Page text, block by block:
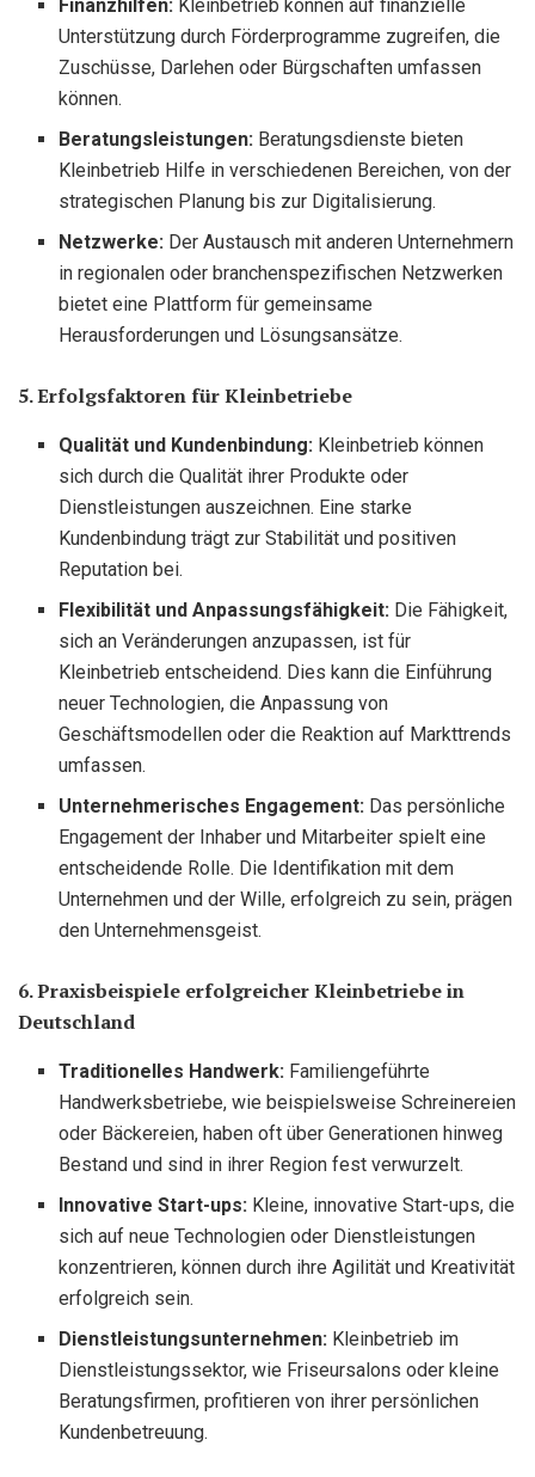
Finanzhilfen: Kleinbetrieb können auf finanzielle
Unterstützung durch Förderprogramme zugreifen, die
Zuschüsse, Darlehen oder Bürgschaften umfassen
können.
Beratungsleistungen: Beratungsdienste bieten
Kleinbetrieb Hilfe in verschiedenen Bereichen, von der
strategischen Planung bis zur Digitalisierung.
Netzwerke: Der Austausch mit anderen Unternehmern
in regionalen oder branchenspezifischen Netzwerken
bietet eine Plattform für gemeinsame
Herausforderungen und Lösungsansätze.
5. Erfolgsfaktoren für Kleinbetriebe
Qualität und Kundenbindung: Kleinbetrieb können
sich durch die Qualität ihrer Produkte oder
Dienstleistungen auszeichnen. Eine starke
Kundenbindung trägt zur Stabilität und positiven
Reputation bei.
Flexibilität und Anpassungsfähigkeit: Die Fähigkeit,
sich an Veränderungen anzupassen, ist für
Kleinbetrieb entscheidend. Dies kann die Einführung
neuer Technologien, die Anpassung von
Geschäftsmodellen oder die Reaktion auf Markttrends
umfassen.
Unternehmerisches Engagement: Das persönliche
Engagement der Inhaber und Mitarbeiter spielt eine
entscheidende Rolle. Die Identifikation mit dem
Unternehmen und der Wille, erfolgreich zu sein, prägen
den Unternehmensgeist.
6. Praxisbeispiele erfolgreicher Kleinbetriebe in
Deutschland
Traditionelles Handwerk: Familiengeführte
Handwerksbetriebe, wie beispielsweise Schreinereien
oder Bäckereien, haben oft über Generationen hinweg
Bestand und sind in ihrer Region fest verwurzelt.
Innovative Start-ups: Kleine, innovative Start-ups, die
sich auf neue Technologien oder Dienstleistungen
konzentrieren, können durch ihre Agilität und Kreativität
erfolgreich sein.
Dienstleistungsunternehmen: Kleinbetrieb im
Dienstleistungssektor, wie Friseursalons oder kleine
Beratungsfirmen, profitieren von ihrer persönlichen
Kundenbetreuung.